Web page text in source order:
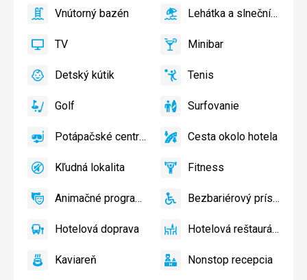
Vnútorný
Vnútorný bazén
áno
Lehátka
slnečníky
bazéne
Lehátka
a
slnečníky
na
zadarmo
Lehátka a slnečníky pri bazéne zadarmo
áno
TV TV
áno
Minibar,Minibar
áno
Detský
Detské
Detský
Detský kútik
áno
Tenis,Tenis
áno
Golf Golf
áno Surfovanie
Surfovanie
áno
Potápačské
Potápačské centrum
áno
Cesta
hotela
Cesta okolo hotela
áno
KľudnáKľudná lokalita
áno FitnessFitness
áno
Animačné
Animačné programy
áno
Bezbariérový
Bezbariérový prístup
áno
HotelováHotelová doprava
áno
Hotelová
Hotelová reštaurácia
áno
KaviareňKaviareň
áno
NonstopNonstop recepcia
áno